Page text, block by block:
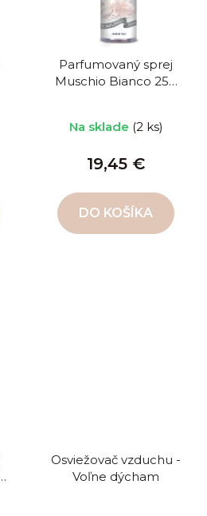
Parfumovaný sprej
Muschio Bianco 250
Na sklade (2 ks)
19,45 €
DO KOŠÍKA
Osviežovač vzduchu -
Voľne dýcham